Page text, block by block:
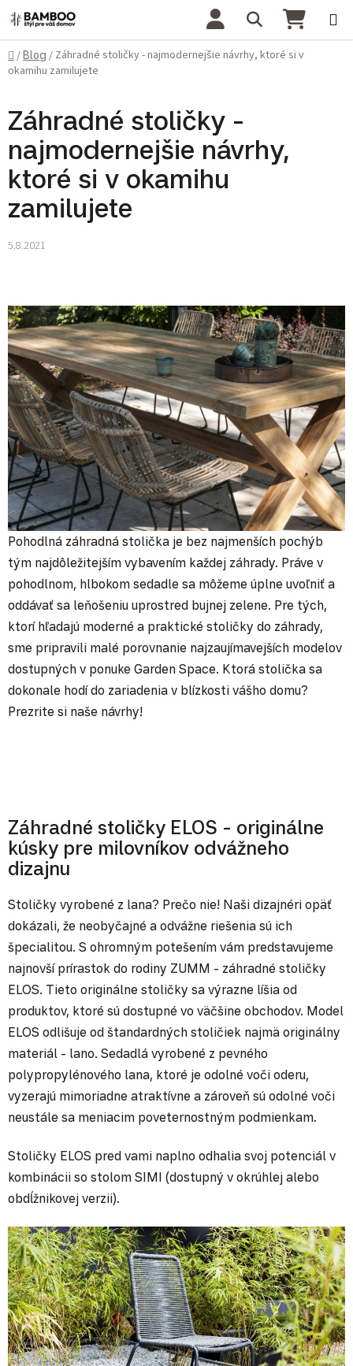
Prejsť na obsah Hľadať
Domov
/Blog / Záhradné stoličky - najmodernejšie návrhy, ktoré si v
okamihu zamilujete
Záhradné stoličky -
najmodernejšie návrhy,
ktoré si v okamihu
zamilujete
5.8.2021
Pohodlná záhradná stolička je bez najmenších pochýb
tým najdôležitejším vybavením každej záhrady. Práve v
pohodlnom, hlbokom sedadle sa môžeme úplne uvoľniť a
oddávať sa leňošeniu uprostred bujnej zelene. Pre tých,
ktorí hľadajú moderné a praktické stoličky do záhrady,
sme pripravili malé porovnanie najzaujímavejších modelov
dostupných v ponuke Garden Space. Ktorá stolička sa
dokonale hodí do zariadenia v blízkosti vášho domu?
Prezrite si naše návrhy!
Záhradné stoličky ELOS - originálne
kúsky pre milovníkov odvážneho
dizajnu
Stoličky vyrobené z lana? Prečo nie! Naši dizajnéri opäť
dokázali, že neobyčajné a odvážne riešenia sú ich
špecialitou. S ohromným potešením vám predstavujeme
najnovší prírastok do rodiny ZUMM - záhradné stoličky
ELOS. Tieto originálne stoličky sa výrazne líšia od
produktov, ktoré sú dostupné vo väčšine obchodov. Model
ELOS odlišuje od štandardných stoličiek najmä originálny
materiál - lano. Sedadlá vyrobené z pevného
polypropylénového lana, ktoré je odolné voči oderu,
vyzerajú mimoriadne atraktívne a zároveň sú odolné voči
neustále sa meniacim poveternostným podmienkam.
Stoličky ELOS pred vami naplno odhalia svoj potenciál v
kombinácii so stolom SIMI (dostupný v okrúhlej alebo
obdĺžnikovej verzii).